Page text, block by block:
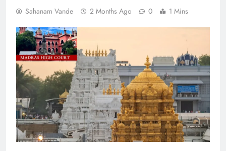
Sahanam Vande 2 Months Ago 0 1 Mins